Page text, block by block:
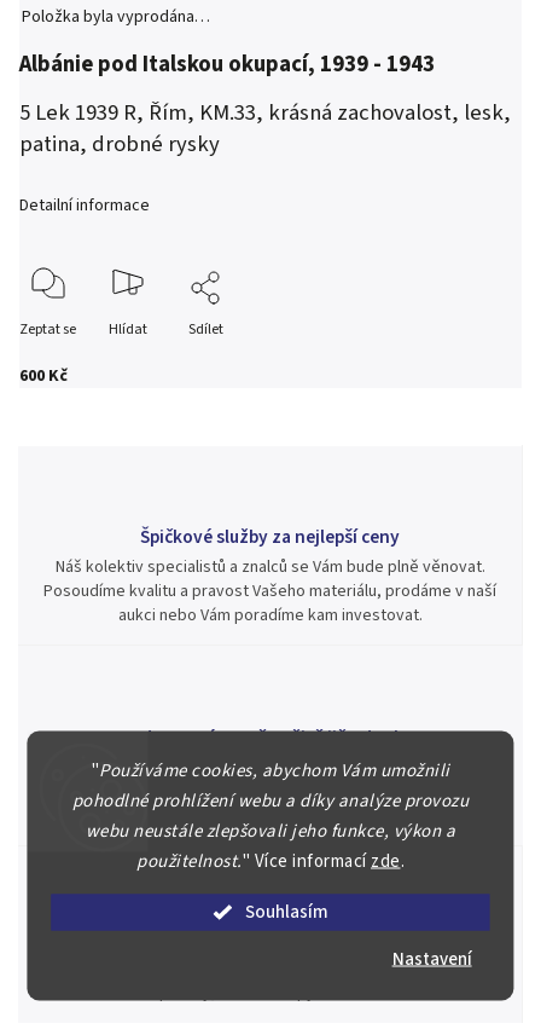
"Používáme cookies, abychom Vám umožnili
pohodlné prohlížení webu a díky analýze provozu
webu neustále zlepšovali jeho funkce, výkon a
použitelnost." Více informacízde.
Souhlasím
Nastavení
600 Kč
Položka byla vyprodána…
Albánie pod Italskou okupací, 1939 - 1943
5 Lek 1939 R, Řím, KM.33, krásná zachovalost, lesk,
patina, drobné rysky
Detailní informace
Zeptat se Hlídat Sdílet
Špičkové služby za nejlepší ceny
Náš kolektiv specialistů a znalců se Vám bude plně věnovat.
Posoudíme kvalitu a pravost Vašeho materiálu, prodáme v naší
aukci nebo Vám poradíme kam investovat.
Jsme zde pro Vás nepřetržitě již od roku 2000
Během té doby jsme v našich aukcích prodali významné sbírky i
jednotlivé kusy unikátních mincí, bankovek, řádů a vyznamenání
za rekordní ceny.
Stovky spokojených zákazníků
Máme řadu spokojených sběratelů a investorů nejen z České